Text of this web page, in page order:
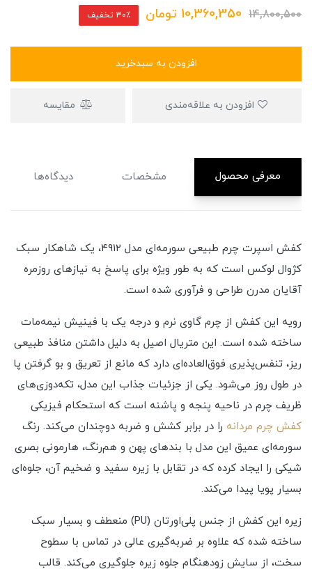
14,800,500
10,360,350 تومان 30٪ تخفیف
افزودن به سبدخرید
مقایسه
معرفی محصول مشخصات دیدگاه‌ها
کفش اسپرت چرم طبیعی سورمه‌ای مدل ۴۹۱۲، یک شاهکار سبک
کژوال لوکس است که به طور ویژه برای پاسخ به نیازهای روزمره
آقایان مدرن طراحی و فرآوری شده است.
رویه این کفش از چرم گاوی نرم و درجه یک با فینیش نیمه‌مات
ساخته شده است. این متریال اصیل به دلیل داشتن منافذ طبیعی
ریز، تنفس‌پذیری فوق‌العاده‌ای دارد که مانع از تعریق و بو گرفتن پا
در طول روز می‌شود. یکی از جزئیات جذاب این مدل، تکه‌دوزی‌های
ظریف چرم در ناحیه پنجه و پاشنه است که استحکام فیزیکی
کفش چرم مردانه را در برابر کشش و ضربه دوچندان می‌کند. رنگ
سورمه‌ای عمیق این مدل با بندهای پهن و هم‌رنگ، هارمونی بصری
شیکی را ایجاد کرده که در تقابل با زیره سفید و ضخیم آن، جلوه‌ای
بسیار پویا پیدا می‌کند.
زیره این کفش از جنس پلی‌اورتان (PU) منعطف و بسیار سبک
ساخته شده که علاوه بر ضربه‌گیری عالی در تماس با سطوح
سخت، از سایش زودهنگام جلوه زیره جلوگیری می‌کند. قالب